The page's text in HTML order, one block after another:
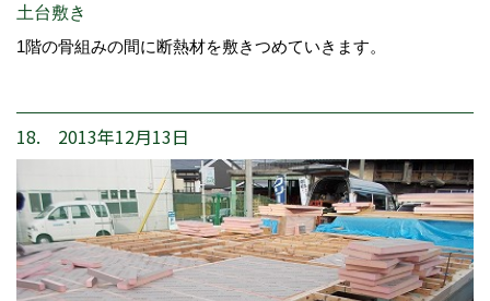
土台敷き
1階の骨組みの間に断熱材を敷きつめていきます。
18. 2013年12月13日